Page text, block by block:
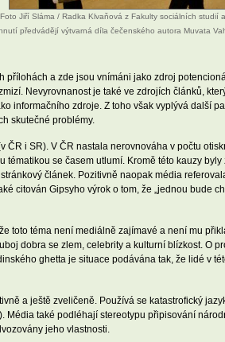
Jiří Sláma / Radka Klvaňová z Fakulty sociálních studií
předvádějí výtvarná díla čečenského autora Muvata
přílohách a zde jsou vnímáni jako zdroj
Nevyrovnanost je také ve zdrojích článků,
informačního zdroje. Z toho však vyplývá další
skutečné problémy.
i SR). V ČR nastala nerovnováha v počtu
se časem utlumí. Kromě této kauzy byly
článek. Pozitivně naopak média
citován Gipsyho výrok o tom, že „jednou bude
toto téma není mediálně zajímavé a není mu
dobra se zlem, celebrity a kulturní blízkost. O
ghetta je situace podávána tak, že lidé v
a ještě zveličeně. Používá se katastrofický
také podléhají stereotypu připisování
jeho vlastnosti.